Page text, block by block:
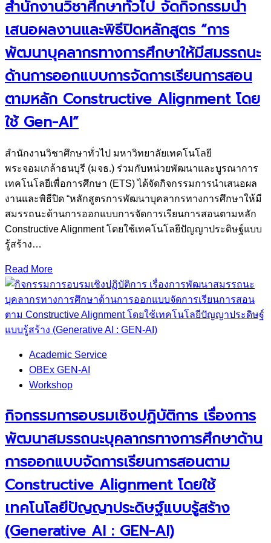
สำนักงานวิชาศึกษาทั่วไป จัดกิจกรรมนำ
เสนอผลงานและพิธีปิดหลักสูตร “การ
พัฒนาบุคลากรทางการศึกษาให้มีสมรรถนะ
ด้านการออกแบบการจัดการเรียนการสอน
ตามหลัก Constructive Alignment โดย
ใช้ Gen-AI”
สำนักงานวิชาศึกษาทั่วไป มหาวิทยาลัยเทคโนโลยี
พระจอมเกล้าธนบุรี (มจธ.) ร่วมกับหน่วยพัฒนาและบูรณาการ
เทคโนโลยีเพื่อการศึกษา (ETS) ได้จัดกิจกรรมการนำเสนอผล
งานและพิธีปิด “หลักสูตรการพัฒนาบุคลากรทางการศึกษาให้มี
สมรรถนะด้านการออกแบบการจัดการเรียนการสอนตามหลัก
Constructive Alignment โดยใช้เทคโนโลยีปัญญาประดิษฐ์แบบ
รู้สร้าง…
Read More
Academic Service
OBEx GEN-AI
Workshop
กิจกรรมการอบรมเชิงปฏิบัติการ เรื่องการ
พัฒนาสมรรถนะบุคลากรทางการศึกษาด้าน
การออกแบบจัดการเรียนการสอนตาม
Constructive Alignment โดยใช้
เทคโนโลยีปัญญาประดิษฐ์แบบรู้สร้าง
(Generative AI : GEN-AI)